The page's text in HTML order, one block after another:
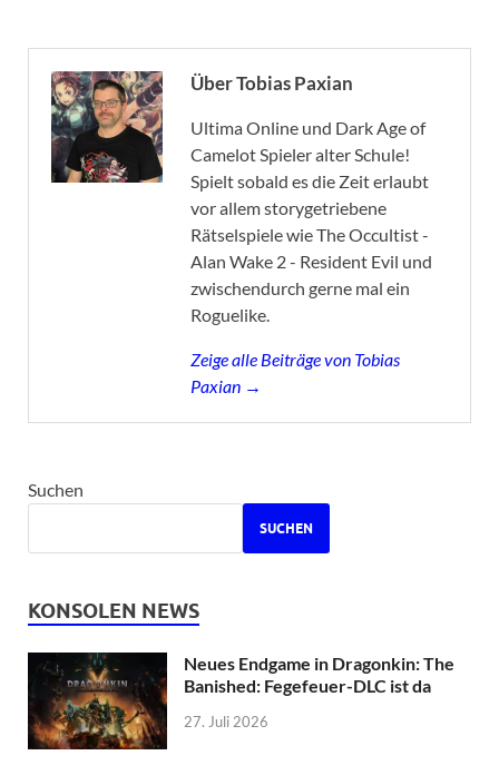
Über Tobias Paxian
Ultima Online und Dark Age of
Camelot Spieler alter Schule!
Spielt sobald es die Zeit erlaubt
vor allem storygetriebene
Rätselspiele wie The Occultist -
Alan Wake 2 - Resident Evil und
zwischendurch gerne mal ein
Roguelike.
Zeige alle Beiträge von Tobias
Paxian →
Suchen
SUCHEN
KONSOLEN NEWS
Neues Endgame in Dragonkin: The
Banished: Fegefeuer-DLC ist da
27. Juli 2026